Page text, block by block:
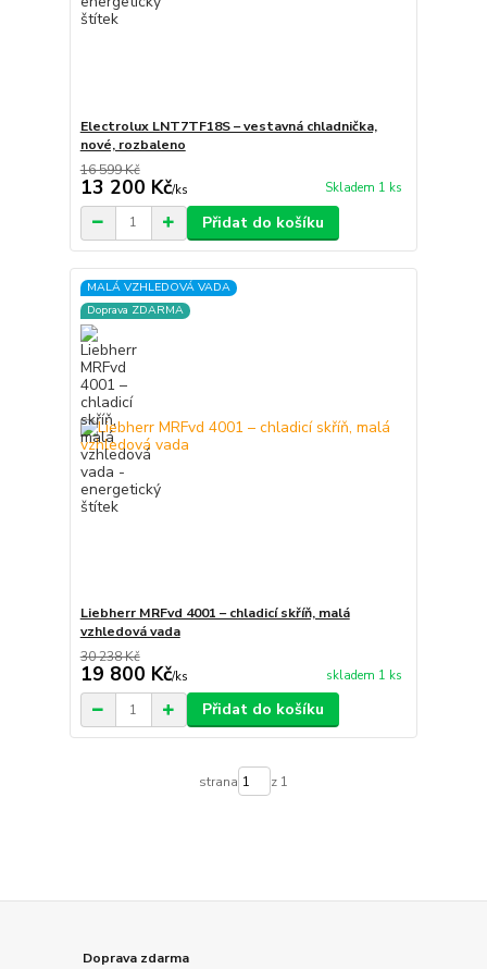
Electrolux LNT7TF18S – vestavná chladnička,
nové, rozbaleno
16 599 Kč
13 200 Kč/ks Skladem 1 ks
Přidat do košíku
MALÁ VZHLEDOVÁ VADA
Doprava ZDARMA
Liebherr MRFvd 4001 – chladicí skříň, malá
vzhledová vada
30 238 Kč
19 800 Kč/ks skladem 1 ks
Přidat do košíku
strana z 1
Doprava zdarma